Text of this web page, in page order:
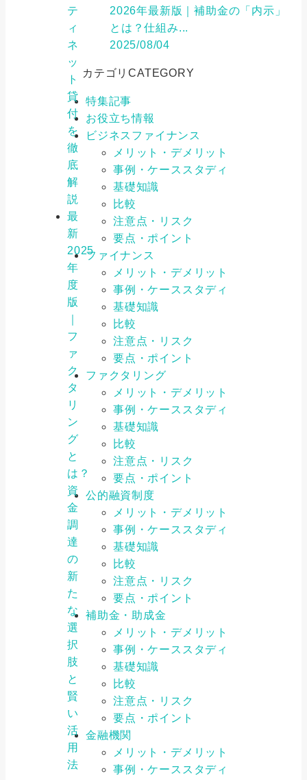
テ
ィ
ネ
ッ
ト
貸
付
を
徹
底
解
説
最
新
2025
年
度
版
フ
ァ
ク
タ
リ
ン
グ
と
は？
資
金
調
達
の
新
た
な
選
択
肢
と
賢
い
活
用
法
2026年最新版｜補助金の「内示」
とは？仕組み...
2025/08/04
カテゴリCATEGORY
特集記事
お役立ち情報
ビジネスファイナンス
メリット・デメリット
事例・ケーススタディ
基礎知識
比較
注意点・リスク
要点・ポイント
ファイナンス
メリット・デメリット
事例・ケーススタディ
基礎知識
比較
注意点・リスク
要点・ポイント
ファクタリング
メリット・デメリット
事例・ケーススタディ
基礎知識
比較
注意点・リスク
要点・ポイント
公的融資制度
メリット・デメリット
事例・ケーススタディ
基礎知識
比較
注意点・リスク
要点・ポイント
補助金・助成金
メリット・デメリット
事例・ケーススタディ
基礎知識
比較
注意点・リスク
要点・ポイント
金融機関
メリット・デメリット
事例・ケーススタディ